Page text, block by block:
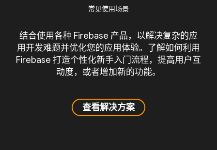
常见使用场景
结合使用各种 Firebase 产品，以解决复杂的应
用开发难题并优化您的应用体验。了解如何利用
Firebase 打造个性化新手入门流程，提高用户互
动度，或者增加新的功能。
查看解决方案